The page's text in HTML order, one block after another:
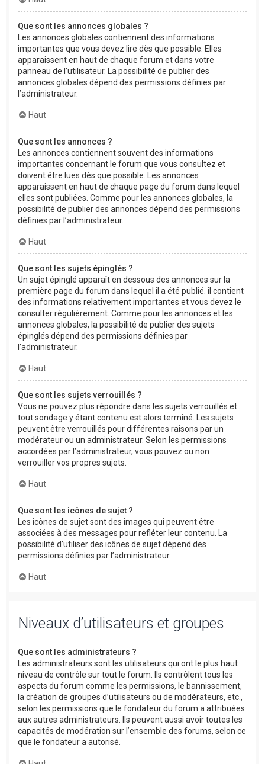
Que sont les annonces globales ?
Les annonces globales contiennent des informations
importantes que vous devez lire dès que possible. Elles
apparaissent en haut de chaque forum et dans votre
panneau de l’utilisateur. La possibilité de publier des
annonces globales dépend des permissions définies par
l’administrateur.
Haut
Que sont les annonces ?
Les annonces contiennent souvent des informations
importantes concernant le forum que vous consultez et
doivent être lues dès que possible. Les annonces
apparaissent en haut de chaque page du forum dans lequel
elles sont publiées. Comme pour les annonces globales, la
possibilité de publier des annonces dépend des permissions
définies par l’administrateur.
Haut
Que sont les sujets épinglés ?
Un sujet épinglé apparaît en dessous des annonces sur la
première page du forum dans lequel il a été publié. il contient
des informations relativement importantes et vous devez le
consulter régulièrement. Comme pour les annonces et les
annonces globales, la possibilité de publier des sujets
épinglés dépend des permissions définies par
l’administrateur.
Haut
Que sont les sujets verrouillés ?
Vous ne pouvez plus répondre dans les sujets verrouillés et
tout sondage y étant contenu est alors terminé. Les sujets
peuvent être verrouillés pour différentes raisons par un
modérateur ou un administrateur. Selon les permissions
accordées par l’administrateur, vous pouvez ou non
verrouiller vos propres sujets.
Haut
Que sont les icônes de sujet ?
Les icônes de sujet sont des images qui peuvent être
associées à des messages pour refléter leur contenu. La
possibilité d’utiliser des icônes de sujet dépend des
permissions définies par l’administrateur.
Haut
Niveaux d’utilisateurs et groupes
Que sont les administrateurs ?
Les administrateurs sont les utilisateurs qui ont le plus haut
niveau de contrôle sur tout le forum. Ils contrôlent tous les
aspects du forum comme les permissions, le bannissement,
la création de groupes d’utilisateurs ou de modérateurs, etc.,
selon les permissions que le fondateur du forum a attribuées
aux autres administrateurs. Ils peuvent aussi avoir toutes les
capacités de modération sur l’ensemble des forums, selon ce
que le fondateur a autorisé.